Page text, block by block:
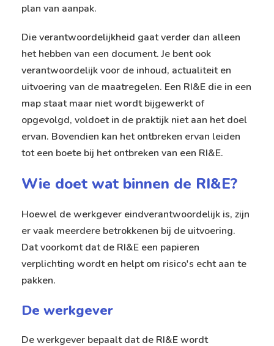
plan van aanpak.
Die verantwoordelijkheid gaat verder dan alleen
het hebben van een document. Je bent ook
verantwoordelijk voor de inhoud, actualiteit en
uitvoering van de maatregelen. Een RI&E die in een
map staat maar niet wordt bijgewerkt of
opgevolgd, voldoet in de praktijk niet aan het doel
ervan. Bovendien kan het ontbreken ervan leiden
tot een boete bij het ontbreken van een RI&E.
Wie doet wat binnen de RI&E?
Hoewel de werkgever eindverantwoordelijk is, zijn
er vaak meerdere betrokkenen bij de uitvoering.
Dat voorkomt dat de RI&E een papieren
verplichting wordt en helpt om risico's echt aan te
pakken.
De werkgever
De werkgever bepaalt dat de RI&E wordt